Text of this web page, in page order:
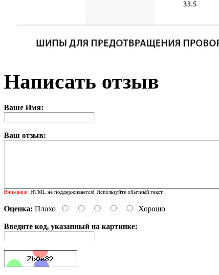
Написать отзыв
Ваше Имя:
Ваш отзыв:
Внимание: HTML не поддерживается! Используйте обычный текст.
Оценка: Плохо Хорошо
Введите код, указанный на картинке: